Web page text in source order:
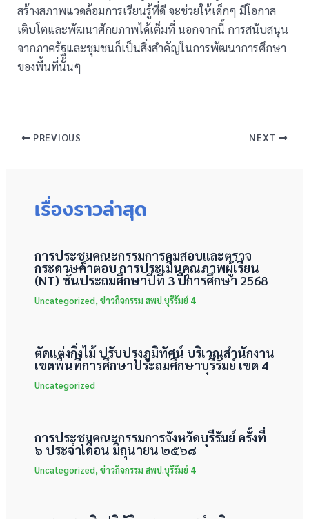
สร้างสภาพแวดล้อมการเรียนรู้ที่ดี จะช่วยให้เด็กๆ มีโอกาส
เติบโตและพัฒนาศักยภาพได้เต็มที่ นอกจากนี้ การสนับสนุน
จากภาครัฐและชุมชนก็เป็นสิ่งสำคัญในการพัฒนาการศึกษา
ของพื้นที่นั้นๆ
PREVIOUS NEXT
เรื่องราวล่าสุด
การประชุมคณะกรรมการคุมสอบและตรวจ
กระดาษคำตอบ การประเมินคุณภาพผู้เรียน
(NT) ชั้นประถมศึกษาปีที่ 3 ปีการศึกษา 2568
Uncategorized, ข่าวกิจกรรม สพป.บุรีรัมย์ 4
ตัดแต่งกิ่งไม้ ปรับปรุงภูมิทัศน์ บริเวณสำนักงาน
เขตพื้นที่การศึกษาประถมศึกษาบุรีรัมย์ เขต 4
Uncategorized
การประชุมคณะกรรมการจังหวัดบุรีรัมย์ ครั้งที่
๖ ประจำเดือน มิถุนายน ๒๕๖๘
Uncategorized, ข่าวกิจกรรม สพป.บุรีรัมย์ 4